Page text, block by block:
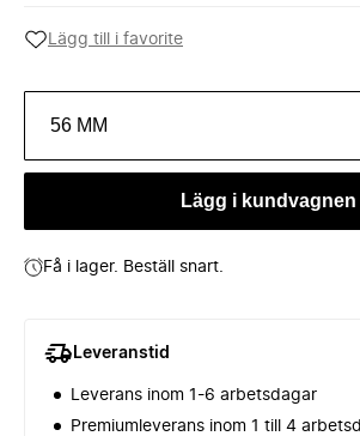
Lägg till i favorite
56 MM
Lägg i kundvagnen
Få i lager. Beställ snart.
Leveranstid
Leverans inom 1-6 arbetsdagar
Premiumleverans inom 1 till 4